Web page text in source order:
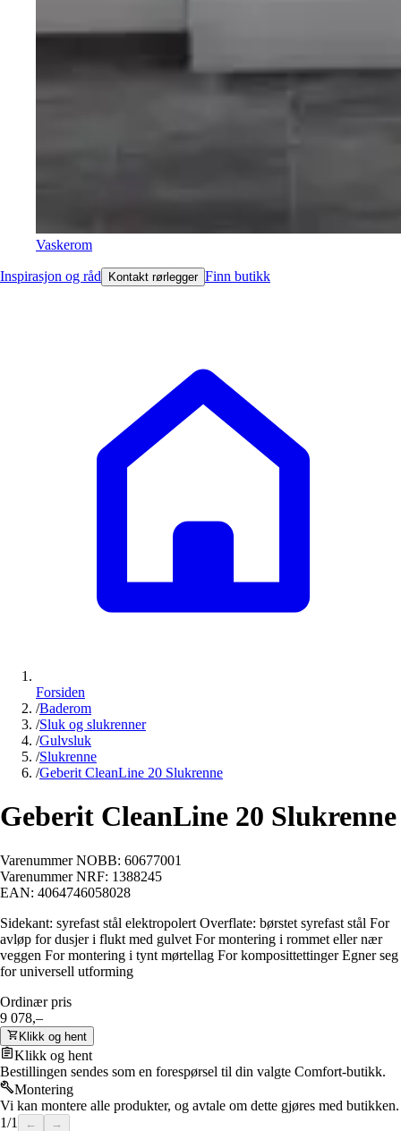
Vaskerom
Inspirasjon og råd Kontakt rørlegger Finn butikk
Forsiden
/Baderom
/Sluk og slukrenner
/Gulvsluk
/Slukrenne
/Geberit CleanLine 20 Slukrenne
Geberit CleanLine 20 Slukrenne
Varenummer NOBB: 60677001
Varenummer NRF: 1388245
EAN: 4064746058028
Sidekant: syrefast stål elektropolert Overflate: børstet syrefast stål For
avløp for dusjer i flukt med gulvet For montering i rommet eller nær
veggen For montering i tynt mørtellag For komposittettinger Egner seg
for universell utforming
Ordinær pris
9 078,–
Klikk og hent
Klikk og hent
Bestillingen sendes som en forespørsel til din valgte Comfort-butikk.
Montering
Vi kan montere alle produkter, og avtale om dette gjøres med butikken.
1/1 ← →